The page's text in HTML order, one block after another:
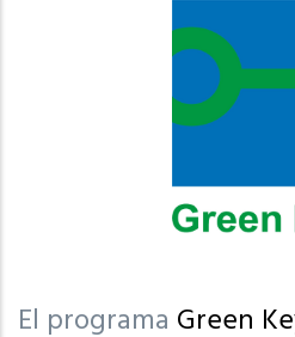
El programa Green